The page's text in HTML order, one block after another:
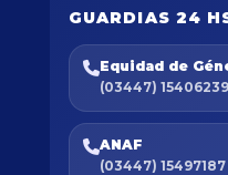
GUARDIAS 24
Equidad de
(03447) 15406239
ANAF
(03447) 15497187